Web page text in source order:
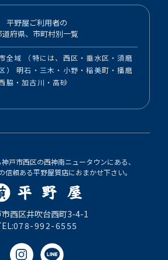
平野屋ご利用者の
道府県、市町村別一覧
全域 （特には、西区・垂水区・須磨
） 明石・三木・小野・稲美町・播磨
脇・加古川・高砂
戸市西区の西神南ニュータウンにある、
信頼ある平野屋質店におまかせ下さい。
西区井吹台西町3-4-1
078-992-6555